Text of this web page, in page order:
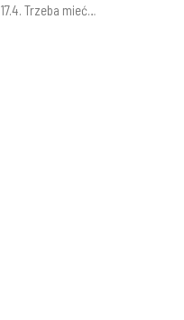
17.4. Trzeba mieć…